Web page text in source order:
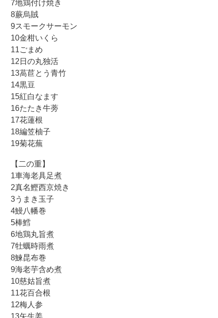
7地鶏付け焼き
8蕨烏賊
9スモークサーモン
10金柑いくら
11ごまめ
12日の丸独活
13萵苣とう青竹
14黒豆
15紅白なます
16たたき牛蒡
17花蓮根
18編笠柚子
19菊花蕪
【二の重】
1車海老具足煮
2真名鰹西京焼き
3うまき玉子
4鰻八幡巻
5棒鱈
6地鶏丸旨煮
7牡蠣時雨煮
8鰊昆布巻
9海老芋含め煮
10慈姑旨煮
11花百合根
12梅人参